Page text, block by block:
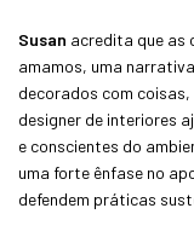
Susan acredita que as
amamos, uma
decorados com
designer de interiores
e conscientes do
uma forte ênfase no
defendem práticas